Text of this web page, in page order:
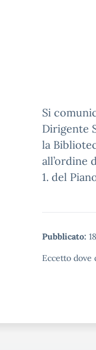
Si
Dirigente
la
all’ordine
1. del
Pubblicato:
Eccetto dove